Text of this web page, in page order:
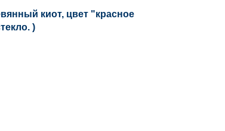
киот, цвет "красное
)